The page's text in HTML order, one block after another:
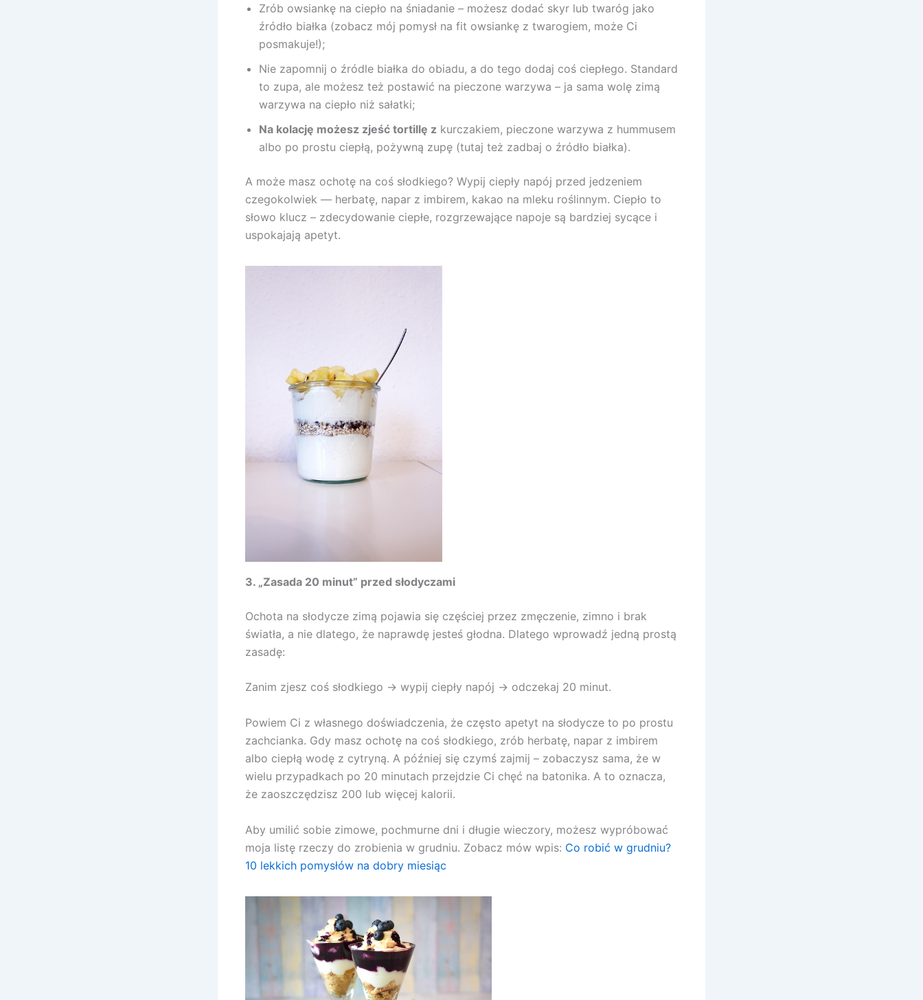
Zrób owsiankę na ciepło na śniadanie – możesz dodać skyr lub twaróg jako
źródło białka (zobacz mój pomysł na fit owsiankę z twarogiem, może Ci
posmakuje!);
Nie zapomnij o źródle białka do obiadu, a do tego dodaj coś ciepłego. Standard
to zupa, ale możesz też postawić na pieczone warzywa – ja sama wolę zimą
warzywa na ciepło niż sałatki;
Na kolację możesz zjeść tortillę z kurczakiem, pieczone warzywa z hummusem
albo po prostu ciepłą, pożywną zupę (tutaj też zadbaj o źródło białka).
A może masz ochotę na coś słodkiego? Wypij ciepły napój przed jedzeniem
czegokolwiek — herbatę, napar z imbirem, kakao na mleku roślinnym. Ciepło to
słowo klucz – zdecydowanie ciepłe, rozgrzewające napoje są bardziej sycące i
uspokajają apetyt.
3. „Zasada 20 minut” przed słodyczami
Ochota na słodycze zimą pojawia się częściej przez zmęczenie, zimno i brak
światła, a nie dlatego, że naprawdę jesteś głodna. Dlatego wprowadź jedną prostą
zasadę:
Zanim zjesz coś słodkiego → wypij ciepły napój → odczekaj 20 minut.
Powiem Ci z własnego doświadczenia, że często apetyt na słodycze to po prostu
zachcianka. Gdy masz ochotę na coś słodkiego, zrób herbatę, napar z imbirem
albo ciepłą wodę z cytryną. A później się czymś zajmij – zobaczysz sama, że w
wielu przypadkach po 20 minutach przejdzie Ci chęć na batonika. A to oznacza,
że zaoszczędzisz 200 lub więcej kalorii.
Aby umilić sobie zimowe, pochmurne dni i długie wieczory, możesz wypróbować
moja listę rzeczy do zrobienia w grudniu. Zobacz mów wpis: Co robić w grudniu?
10 lekkich pomysłów na dobry miesiąc